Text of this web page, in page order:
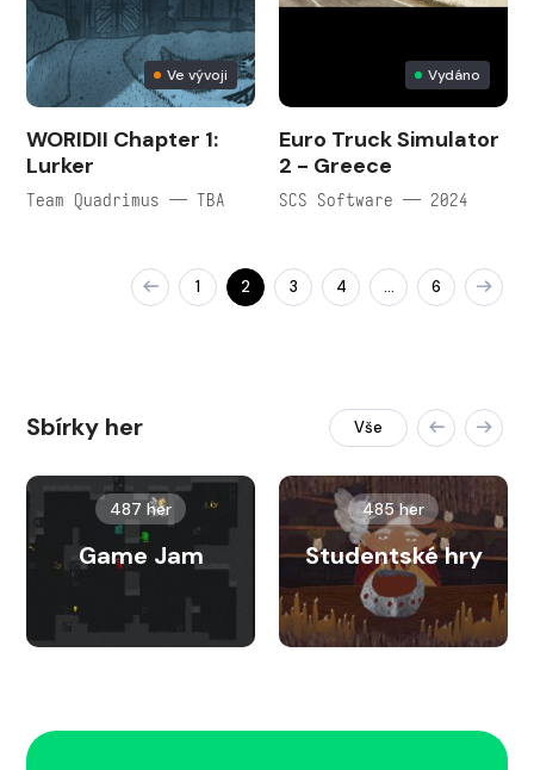
Ve vývoji
WORIDII Chapter 1:
Lurker
Team Quadrimus — TBA
Vydáno
Euro Truck Simulator
2 - Greece
SCS Software — 2024
1 2 3 4 … 6
Sbírky her Vše
487 her
Game Jam
485 her
Studentské hry